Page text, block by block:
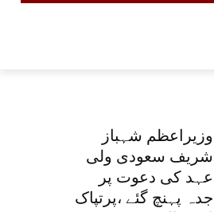
وزیراعظم شہباز
شریف سعودی ولی
عہد کی دعوت پر
جدہ پہنچ گئے ،پرتپاک